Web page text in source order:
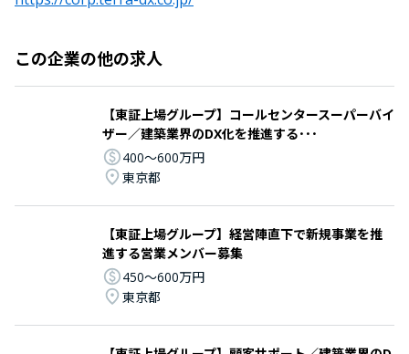
この企業の他の求人
【東証上場グループ】コールセンタースーパーバイ
ザー／建築業界のDX化を推進する･･･
400〜600万円
東京都
【東証上場グループ】経営陣直下で新規事業を推
進する営業メンバー募集
450〜600万円
東京都